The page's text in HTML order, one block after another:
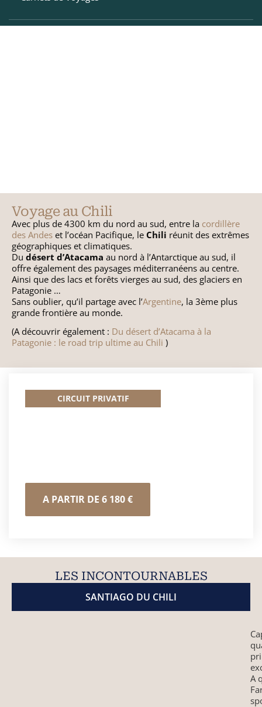
Voyage au Chili
Avec plus de 4300 km du nord au sud, entre la cordillère
des Andes et l’océan Pacifique, le Chili réunit des extrêmes
géographiques et climatiques.
Du désert d’Atacama au nord à l’Antarctique au sud, il
offre également des paysages méditerranéens au centre.
Ainsi que des lacs et forêts vierges au sud, des glaciers en
Patagonie …
Sans oublier, qu’il partage avec l’Argentine, la 3ème plus
grande frontière au monde.
(A découvrir également : Du désert d’Atacama à la
Patagonie : le road trip ultime au Chili )
CIRCUIT PRIVATIF
A PARTIR DE 6 180 €
LES INCONTOURNABLES
SANTIAGO DU CHILI
A